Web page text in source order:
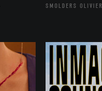
SMOLDERS OLIVIER